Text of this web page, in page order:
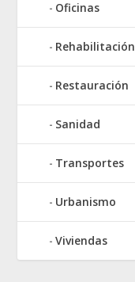
Oficinas
Rehabilitación
Restauración
Sanidad
Transportes
Urbanismo
Viviendas